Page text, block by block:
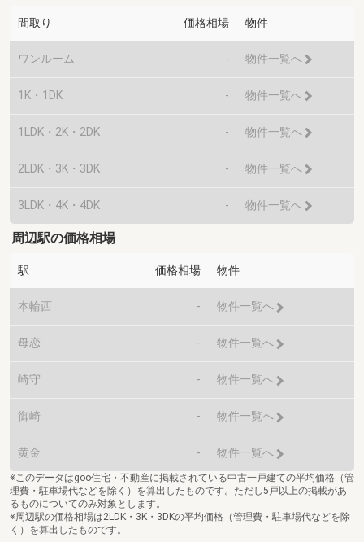
間取り 価格相場 物件
ワンルーム - 物件一覧へ
1K・1DK - 物件一覧へ
1LDK・2K・2DK - 物件一覧へ
2LDK・3K・3DK - 物件一覧へ
3LDK・4K・4DK - 物件一覧へ
周辺駅の価格相場
駅 価格相場 物件
本輪西 - 物件一覧へ
母恋 - 物件一覧へ
崎守 - 物件一覧へ
御崎 - 物件一覧へ
黄金 - 物件一覧へ
※このデータはgoo住宅・不動産に掲載されている中古一戸建ての平均価格（管
理費・駐車場代などを除く）を算出したものです。ただし5戸以上の掲載があ
るものについてのみ対象とします。
※周辺駅の価格相場は2LDK・3K・3DKの平均価格（管理費・駐車場代などを除
く）を算出したものです。